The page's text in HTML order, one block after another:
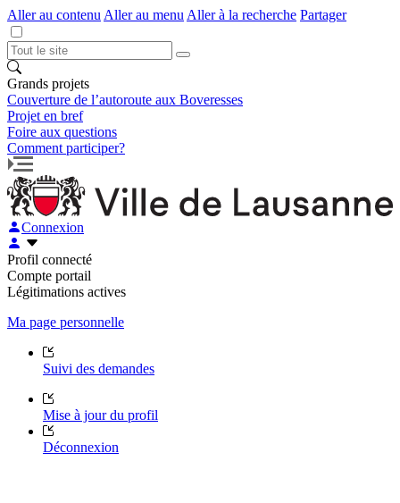
Aller au contenu Aller au menu Aller à la recherche Partager
Grands projets
Couverture de l’autoroute aux Boveresses
Projet en bref
Foire aux questions
Comment participer?
Connexion
Profil connecté
Compte portail
Légitimations actives
Ma page personnelle
Suivi des demandes
Mise à jour du profil
Déconnexion